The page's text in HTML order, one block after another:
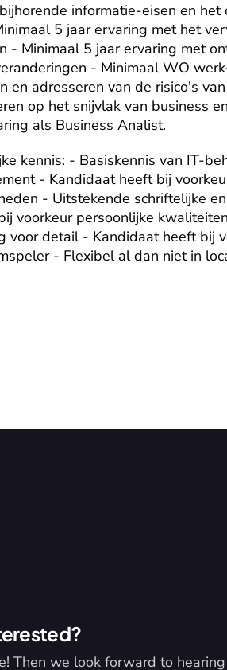
informatie-eisen en het
5 jaar ervaring met het
- Minimaal 5 jaar ervaring met
- Minimaal WO
adresseren van de risico's
op het snijvlak van business en
als Business Analist.
kennis: - Basiskennis van IT-
- Kandidaat heeft bij
- Uitstekende schriftelijke
voorkeur persoonlijke
detail - Kandidaat heeft bij
- Flexibel al dan niet in
Then we look forward to